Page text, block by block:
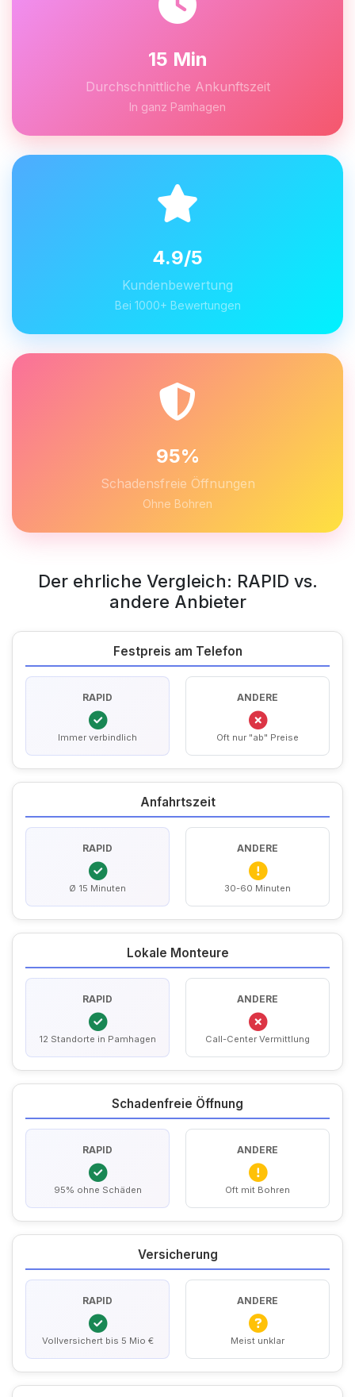
15 Min
Durchschnittliche Ankunftszeit
In ganz Pamhagen
4.9/5
Kundenbewertung
Bei 1000+ Bewertungen
95%
Schadensfreie Öffnungen
Ohne Bohren
Der ehrliche Vergleich: RAPID vs.
andere Anbieter
Festpreis am Telefon
RAPID
Immer verbindlich
ANDERE
Oft nur "ab" Preise
Anfahrtszeit
RAPID
Ø 15 Minuten
ANDERE
30-60 Minuten
Lokale Monteure
RAPID
12 Standorte in Pamhagen
ANDERE
Call-Center Vermittlung
Schadenfreie Öffnung
RAPID
95% ohne Schäden
ANDERE
Oft mit Bohren
Versicherung
RAPID
Vollversichert bis 5 Mio €
ANDERE
Meist unklar